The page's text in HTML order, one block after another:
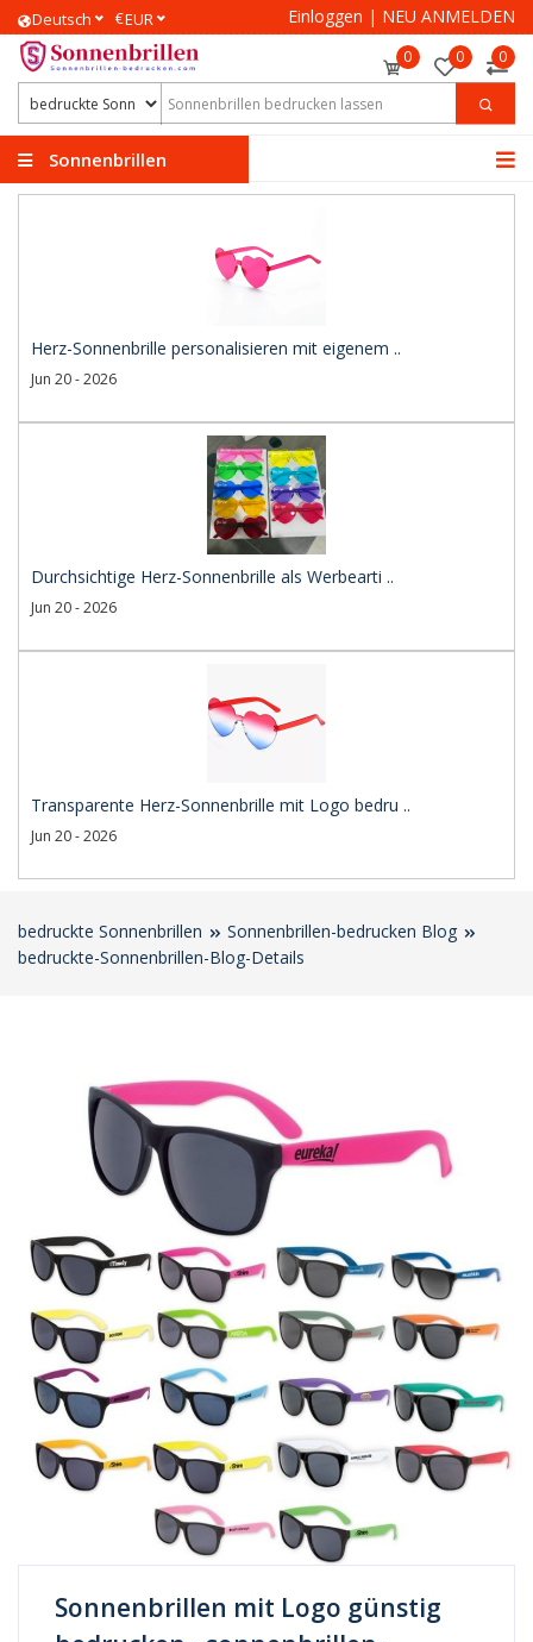
Deutsch €EUR Einloggen | NEU ANMELDEN
0 0 0
Sonnenbrillen
Herz-Sonnenbrille personalisieren mit eigenem ..
Jun 20 - 2026
Durchsichtige Herz-Sonnenbrille als Werbearti ..
Jun 20 - 2026
Transparente Herz-Sonnenbrille mit Logo bedru ..
Jun 20 - 2026
bedruckte Sonnenbrillen
Sonnenbrillen-bedrucken Blog
bedruckte-Sonnenbrillen-Blog-Details
Sonnenbrillen mit Logo günstig